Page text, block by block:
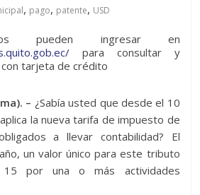
, pago, patente, USD
pueden ingresar en
para consultar y
tarjeta de crédito
– ¿Sabía usted que desde el 10
la nueva tarifa de impuesto de
a llevar contabilidad? El
un valor único para este tributo
por una o más actividades